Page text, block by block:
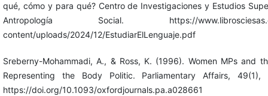
qué, cómo y para qué? Centro de Investigaciones y Estudios
Antropología Social. https://
content/uploads/2024/12/EstudiarElLenguaje.pdf
Sreberny-Mohammadi, A., & Ross, K. (1996). Women MPs and
Representing the Body Politic. Parliamentary Affairs, 49(1),
https://doi.org/10.1093/oxfordjournals.pa.a028661